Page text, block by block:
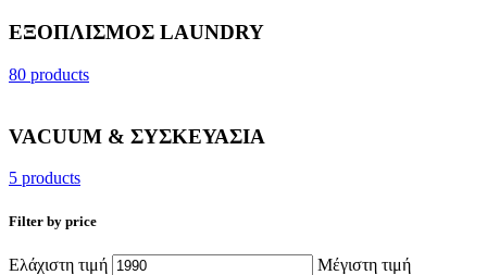
ΕΞΟΠΛΙΣΜΟΣ LAUNDRY
80 products
VACUUM & ΣΥΣΚΕΥΑΣΙΑ
5 products
Filter by price
Ελάχιστη τιμή Μέγιστη τιμή